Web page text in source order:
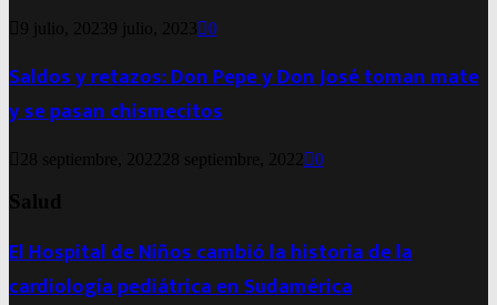
9 julio, 20239 julio, 2023 0
Saldos y retazos: Don Pepe y Don José toman mate
y se pasan chismecitos
28 septiembre, 2022 28 septiembre, 2022 0
Salud
El Hospital de Niños cambió la historia de la
cardiología pediátrica en Sudamérica